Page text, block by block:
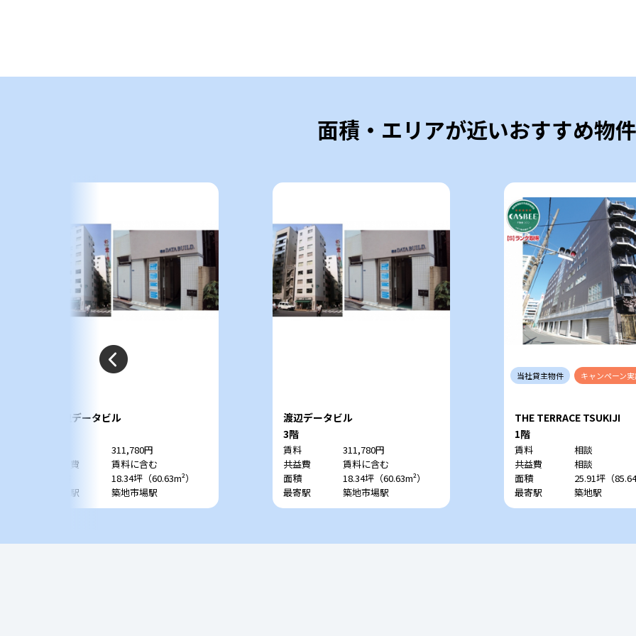
面積・エリアが近いおすすめ物件
渡辺データビル
311,780円
共益費
賃料に含む
18.34坪（60.63m²）
最寄駅
築地市場駅
渡辺データビル
3階
賃料
311,780円
共益費
賃料に含む
面積
18.34坪（60.63m²）
最寄駅
築地市場駅
当社貸主物件 キャンペーン
THE TERRACE TSUKIJI
1階
賃料
相談
共益費
相談
面積
25.91坪（
最寄駅
築地駅